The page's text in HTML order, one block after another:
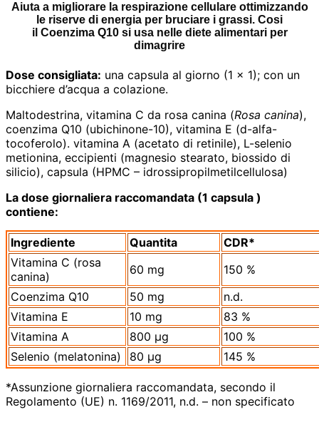
Aiuta a migliorare la respirazione cellulare ottimizzando
le riserve di energia per bruciare i grassi. Cosi
il Coenzima Q10 si usa nelle diete alimentari per
dimagrire
Dose consigliata: una capsula al giorno (1 × 1); con un
bicchiere d’acqua a colazione.
Maltodestrina, vitamina C da rosa canina (Rosa canina),
coenzima Q10 (ubichinone-10), vitamina E (d-alfa-
tocoferolo). vitamina A (acetato di retinile), L-selenio
metionina, eccipienti (magnesio stearato, biossido di
silicio), capsula (HPMC – idrossipropilmetilcellulosa)
La dose giornaliera raccomandata (1 capsula )
contiene:
Ingrediente Quantita
CDR*
Vitamina C (rosa
canina)
60 mg
150 %
Coenzima Q10
50 mg
n.d.
Vitamina E
10 mg
83 %
Vitamina A
800 µg
100 %
Selenio (melatonina)
80 µg 145 %
*Assunzione giornaliera raccomandata, secondo il
Regolamento (UE) n. 1169/2011, n.d. – non specificato